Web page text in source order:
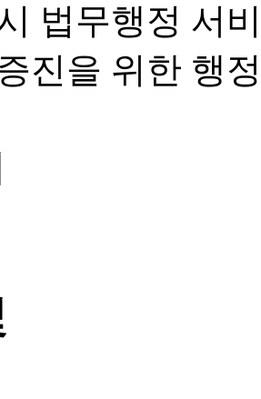
법무행정 서
진을 위한 행